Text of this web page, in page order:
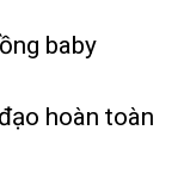
baby
hoàn toàn